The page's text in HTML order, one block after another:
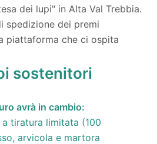
dei lupi" in Alta Val Trebbia.
spedizione dei premi
piattaforma che ci ospita
sostenitori
avrà in cambio:
tiratura limitata (100
arvicola e martora